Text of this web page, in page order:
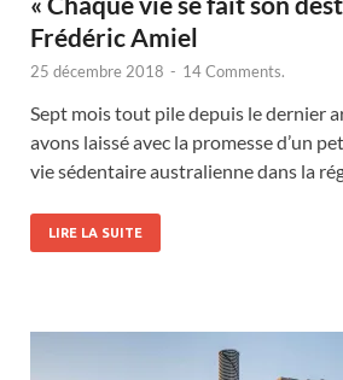
Frédéric Amiel
25 décembre 2018 - 14 Comments.
Sept mois tout pile depuis le dernier
avons laissé avec la promesse d’un
vie sédentaire australienne dans la
LIRE LA SUITE